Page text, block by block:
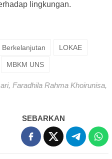
lingkungan.
Berkelanjutan LOKAE
MBKM UNS
Faradhila Rahma Khoirunisa,
SEBARKAN